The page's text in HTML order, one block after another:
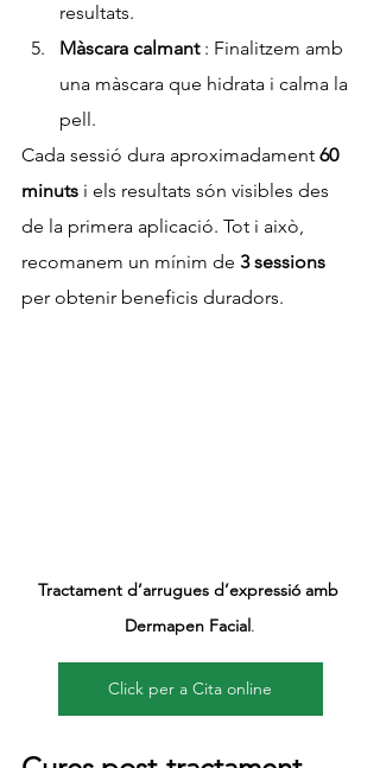
resultats.
Màscara calmant : Finalitzem amb
una màscara que hidrata i calma la
pell.
Cada sessió dura aproximadament 60
minuts i els resultats són visibles des
de la primera aplicació. Tot i això,
recomanem un mínim de 3 sessions
per obtenir beneficis duradors.
Tractament d’arrugues d’expressió amb
Dermapen Facial.
Click per a Cita online